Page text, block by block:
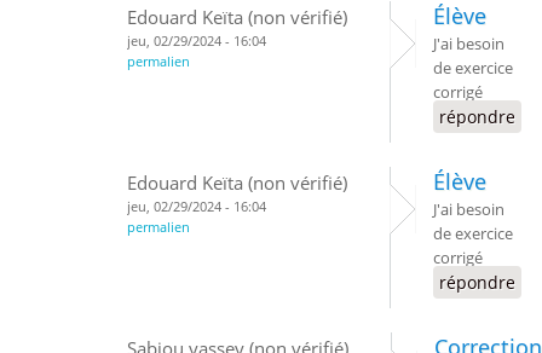
Edouard Keïta (non vérifié)
jeu, 02/29/2024 - 16:04
permalien
Élève
J'ai besoin
de exercice
corrigé
répondre
Edouard Keïta (non vérifié)
jeu, 02/29/2024 - 16:04
permalien
Élève
J'ai besoin
de exercice
corrigé
répondre
Correction